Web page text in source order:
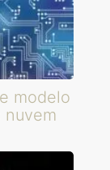
modelo
nuvem